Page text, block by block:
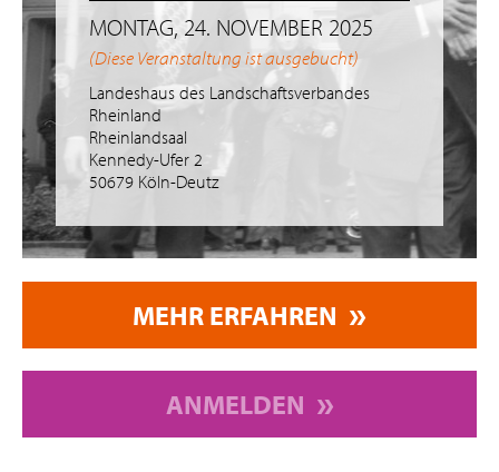
MONTAG, 24. NOVEMBER 2025
(Diese Veranstaltung ist ausgebucht)
Landeshaus des Landschaftsverbandes
Rheinland
Rheinlandsaal
Kennedy-Ufer 2
50679 Köln-Deutz
MEHR ERFAHREN
ANMELDEN